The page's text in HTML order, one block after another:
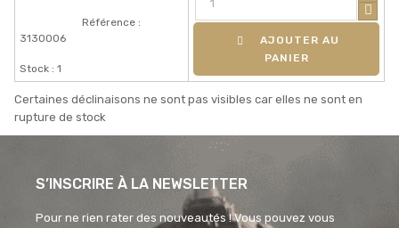
Référence :
3130006
Stock : 1
PANIER
Certaines déclinaisons ne sont pas visibles car elles ne sont en
rupture de stock
S’INSCRIRE À LA NEWSLETTER
Pour ne rien rater des nouveautés ! Vous pouvez vous